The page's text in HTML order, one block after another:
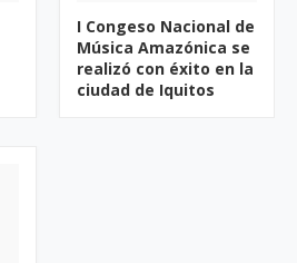
I Congeso Nacional de
Música Amazónica se
realizó con éxito en la
ciudad de Iquitos